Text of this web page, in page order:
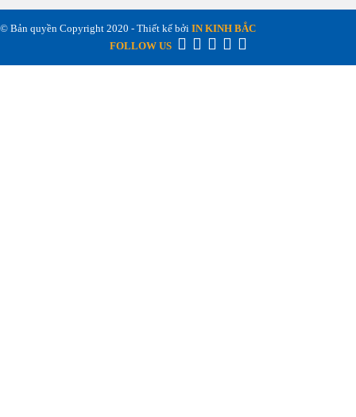
© Bản quyền Copyright 2020 - Thiết kế bởi IN KINH BẮC
FOLLOW US